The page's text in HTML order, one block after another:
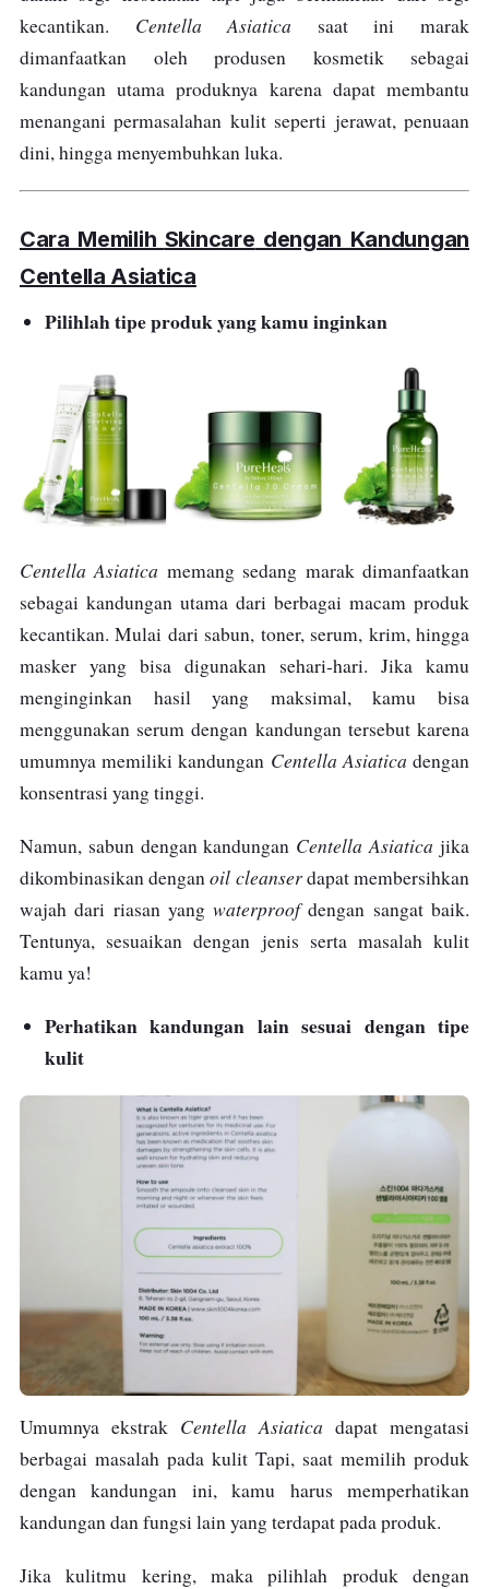
kecantikan. Centella Asiatica saat ini marak
dimanfaatkan oleh produsen kosmetik sebagai
kandungan utama produknya karena dapat membantu
menangani permasalahan kulit seperti jerawat, penuaan
dini, hingga menyembuhkan luka.
Cara Memilih Skincare dengan Kandungan
Centella Asiatica
Pilihlah tipe produk yang kamu inginkan
Centella Asiatica memang sedang marak dimanfaatkan
sebagai kandungan utama dari berbagai macam produk
kecantikan. Mulai dari sabun, toner, serum, krim, hingga
masker yang bisa digunakan sehari-hari. Jika kamu
menginginkan hasil yang maksimal, kamu bisa
menggunakan serum dengan kandungan tersebut karena
umumnya memiliki kandungan Centella Asiatica dengan
konsentrasi yang tinggi.
Namun, sabun dengan kandungan Centella Asiatica jika
dikombinasikan denganoil cleanserdapat membersihkan
wajah dari riasan yangwaterproofdengan sangat baik.
Tentunya, sesuaikan dengan jenis serta masalah kulit
kamu ya!
Perhatikan kandungan lain sesuai dengan tipe
kulit
Umumnya ekstrak Centella Asiatica dapat mengatasi
berbagai masalah pada kulit Tapi, saat memilih produk
dengan kandungan ini, kamu harus memperhatikan
kandungan dan fungsi lain yang terdapat pada produk.
Jika kulitmu kering, maka pilihlah produk dengan